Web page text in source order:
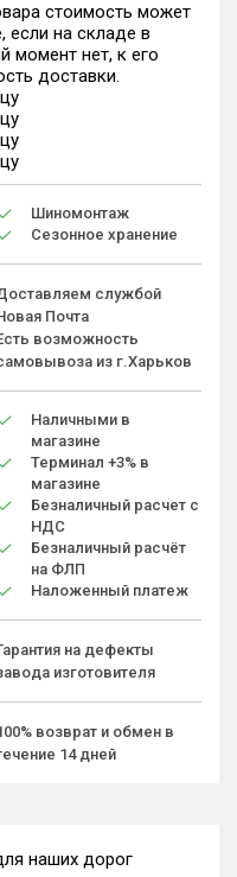
стоимость может
если на складе в
момент нет, к его
доставки.
Шиномонтаж
Сезонное хранение
службой
Почта
возможность
из г.Харьков
Наличными в
магазине
Терминал +3% в
магазине
Безналичный расчет с
НДС
Безналичный расчёт
на ФЛП
Наложенный платеж
на дефекты
изготовителя
возврат и обмен в
14 дней
наших дорог